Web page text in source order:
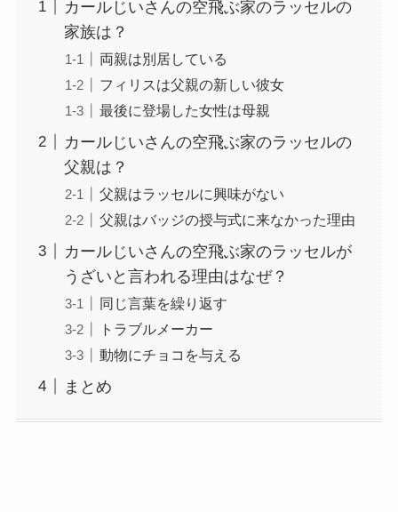
カールじいさんの空飛ぶ家のラッセルの
家族は？
両親は別居している
フィリスは父親の新しい彼女
最後に登場した女性は母親
カールじいさんの空飛ぶ家のラッセルの
父親は？
父親はラッセルに興味がない
父親はバッジの授与式に来なかった理由
カールじいさんの空飛ぶ家のラッセルが
うざいと言われる理由はなぜ？
同じ言葉を繰り返す
トラブルメーカー
動物にチョコを与える
まとめ